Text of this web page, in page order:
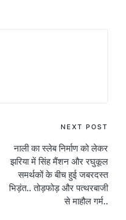
NEXT POST
नाली का स्लेब निर्माण को लेकर
झरिया में सिंह मैंशन और रघुकूल
समर्थकों के बीच हुई जबरदस्त
भिड़ंत.. तोड़फोड़ और पत्थरबाजी
से माहौल गर्म..